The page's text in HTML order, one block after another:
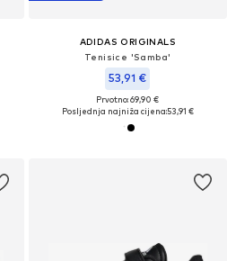
ADIDAS ORIGINALS
Tenisice 'Samba'
53,91 €
Prvotno: 69,90 €
Posljednja najniža cijena:53,91 €